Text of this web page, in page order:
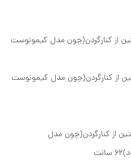
۵۳ قد لباس ۶۵ قد استین از کنارگردن(چون مدل کیمونوست
۵۶ قد لباس ۷۰ قد استین از کنارگردن(چون مدل کیمونوست
۵۸ قد لباس ۷۵ قد استین از کنارگردن(چون مدل